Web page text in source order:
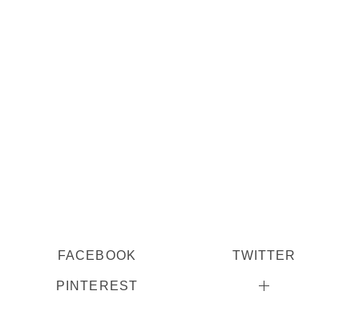
FACEBOOK TWITTER
PINTEREST